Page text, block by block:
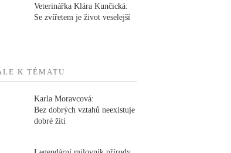
Veterinářka Klára Kunčická:
Se zvířetem je život veselejší
K TÉMATU
Karla Moravcová:
Bez dobrých vztahů neexistuje
dobré žití